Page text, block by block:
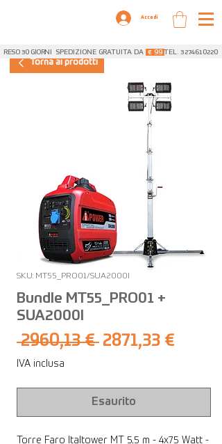
Accedi
RESO 30 GIORNI SPEDIZIONE GRATUITA DA € 99TEL. 3274610220
Torna ai prodotti
SKU: MT55_PRO01/SUA2000I
Bundle MT55_PRO01 +
SUA2000I
2960,13 € Prezzo
2871,33 €
IVA inclusa
Esaurito
Torre Faro Italtower MT 5,5 m - 4x75 Watt -